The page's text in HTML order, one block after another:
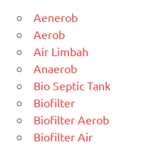
Aenerob
Aerob
Air Limbah
Anaerob
Bio Septic Tank
Biofilter
Biofilter Aerob
Biofilter Air